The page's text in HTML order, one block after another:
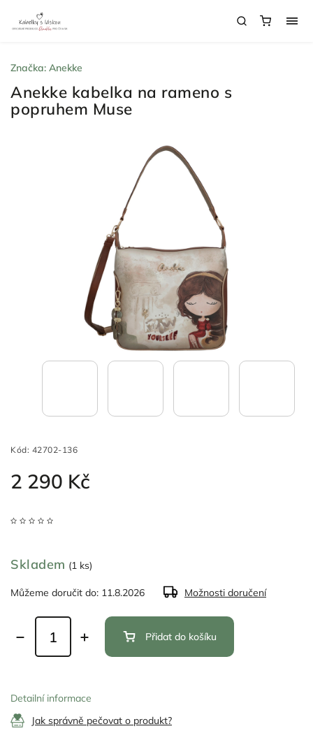
Anekke kabelka na rameno s
popruhem Muse
Kód: 42702-136
2 290 Kč
Značka: Anekke
Skladem (1 ks)
Můžeme doručit do: 11.8.2026 Možnosti doručení
Přidat do košíku
Detailní informace
Jak správně pečovat o produkt?